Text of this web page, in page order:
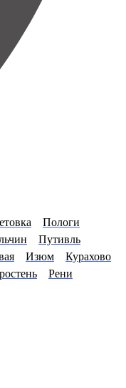
Пологи
Путивль
Изюм
Курахово
Рени